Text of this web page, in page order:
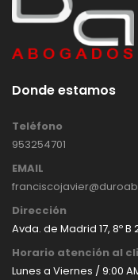
Donde estamos
Teléfono
953254701
EMAIL
Dirección
Avda. de Madrid 17, 8º B
Horario atención al
Lunes a Viernes / 9:00